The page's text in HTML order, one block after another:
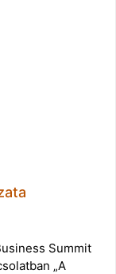
Summit
„A